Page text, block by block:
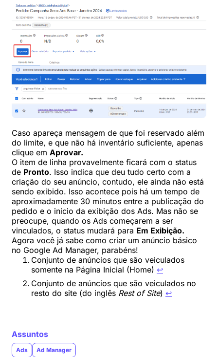
Caso apareça mensagem de que foi reservado além
do limite, e que não há inventário suficiente, apenas
clique em Aprovar.
O item de linha provavelmente ficará com o status
de Pronto. Isso indica que deu tudo certo com a
criação do seu anúncio, contudo, ele ainda não está
sendo exibido. Isso acontece pois há um tempo de
aproximadamente 30 minutos entre a publicação do
pedido e o inicio da exibição dos Ads. Mas não se
preocupe, quando os Ads começarem a ser
vinculados, o status mudará para Em Exibição.
Agora você já sabe como criar um anúncio básico
no Google Ad Manager, parabéns!
Conjunto de anúncios que são veiculados
somente na Página Inicial (Home) ↩︎
Conjunto de anúncios que são veiculados no
resto do site (do inglês Rest of Site) ↩︎
Assuntos
Ads Ad Manager